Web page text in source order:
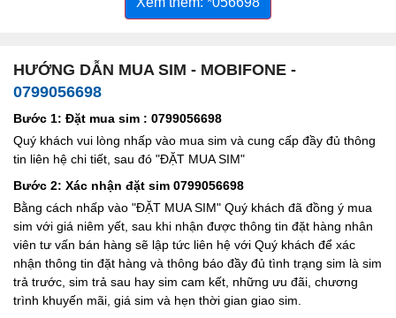
HƯỚNG DẪN MUA SIM - MOBIFONE -
0799056698
Bước 1: Đặt mua sim : 0799056698
Quý khách vui lòng nhấp vào mua sim và cung cấp đầy đủ thông
tin liên hệ chi tiết, sau đó "ĐẶT MUA SIM"
Bước 2: Xác nhận đặt sim 0799056698
Bằng cách nhấp vào "ĐẶT MUA SIM" Quý khách đã đồng ý mua
sim với giá niêm yết, sau khi nhận được thông tin đặt hàng nhân
viên tư vấn bán hàng sẽ lập tức liên hệ với Quý khách để xác
nhận thông tin đặt hàng và thông báo đầy đủ tình trạng sim là sim
trả trước, sim trả sau hay sim cam kết, những ưu đãi, chương
trình khuyến mãi, giá sim và hẹn thời gian giao sim.